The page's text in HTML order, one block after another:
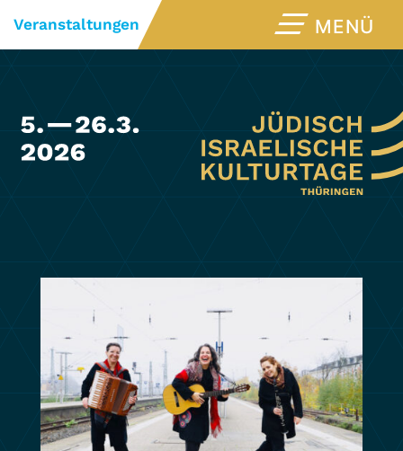
Veranstaltungen MENÜ